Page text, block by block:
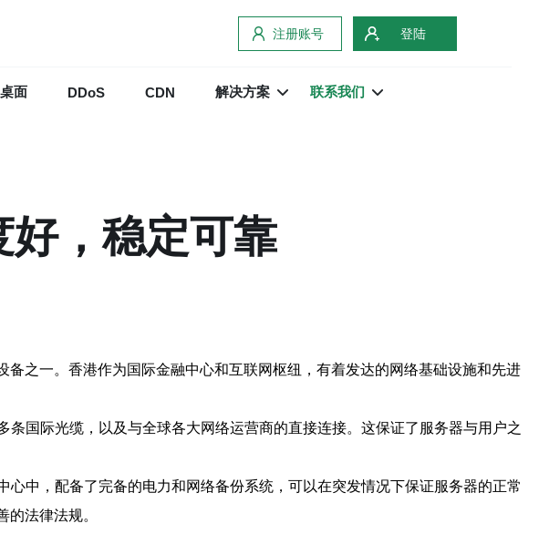
注册账号 登陆
面 DDoS CDN 解决方案 联系我们
，稳定可靠
之一。香港作为国际金融中心和互联网枢纽，有着发达的网络基础设施和先进
国际光缆，以及与全球各大网络运营商的直接连接。这保证了服务器与用户之
中，配备了完备的电力和网络备份系统，可以在突发情况下保证服务器的正常
法律法规。